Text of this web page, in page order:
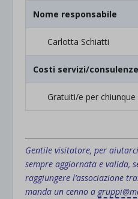
Nome responsabile
Carlotta Schiatti
Costi servizi/consulenze
Gratuiti/e per chiunque
Gentile visitatore, per
sempre aggiornata e valida,
raggiungere l’associazione
manda un cenno a